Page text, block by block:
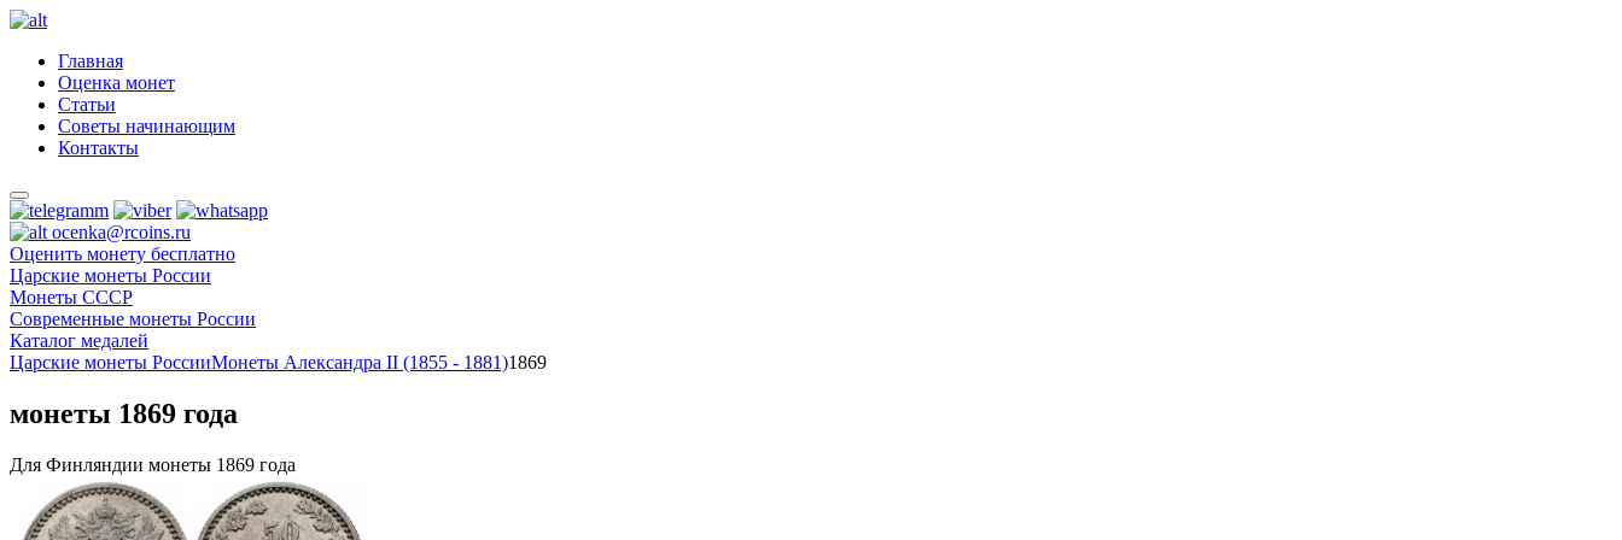
Главная
Оценка монет
Статьи
Советы начинающим
Контакты
ocenka@rcoins.ru
Оценить монету бесплатно
Царские монеты России
Монеты СССР
Современные монеты России
Каталог медалей
Царские монеты РоссииМонеты Александра II (1855 - 1881)1869
монеты 1869 года
Для Финляндии монеты 1869 года